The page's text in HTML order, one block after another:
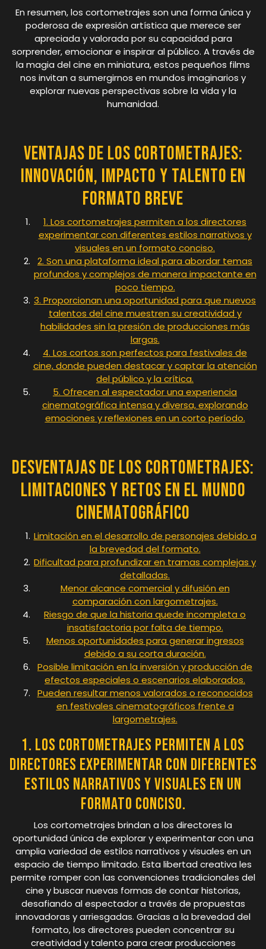
En resumen, los cortometrajes son una forma única y
poderosa de expresión artística que merece ser
apreciada y valorada por su capacidad para
sorprender, emocionar e inspirar al público. A través de
la magia del cine en miniatura, estos pequeños films
nos invitan a sumergirnos en mundos imaginarios y
explorar nuevas perspectivas sobre la vida y la
humanidad.
Ventajas de los Cortometrajes:
Innovación, Impacto y Talento en
Formato Breve
1. Los cortometrajes permiten a los directores
experimentar con diferentes estilos narrativos y
visuales en un formato conciso.
2. Son una plataforma ideal para abordar temas
profundos y complejos de manera impactante en
poco tiempo.
3. Proporcionan una oportunidad para que nuevos
talentos del cine muestren su creatividad y
habilidades sin la presión de producciones más
largas.
4. Los cortos son perfectos para festivales de
cine, donde pueden destacar y captar la atención
del público y la crítica.
5. Ofrecen al espectador una experiencia
cinematográfica intensa y diversa, explorando
emociones y reflexiones en un corto período.
Desventajas de los Cortometrajes:
Limitaciones y Retos en el Mundo
Cinematográfico
Limitación en el desarrollo de personajes debido a
la brevedad del formato.
Dificultad para profundizar en tramas complejas y
detalladas.
Menor alcance comercial y difusión en
comparación con largometrajes.
Riesgo de que la historia quede incompleta o
insatisfactoria por falta de tiempo.
Menos oportunidades para generar ingresos
debido a su corta duración.
Posible limitación en la inversión y producción de
efectos especiales o escenarios elaborados.
Pueden resultar menos valorados o reconocidos
en festivales cinematográficos frente a
largometrajes.
1. Los cortometrajes permiten a los
directores experimentar con diferentes
estilos narrativos y visuales en un
formato conciso.
Los cortometrajes brindan a los directores la
oportunidad única de explorar y experimentar con una
amplia variedad de estilos narrativos y visuales en un
espacio de tiempo limitado. Esta libertad creativa les
permite romper con las convenciones tradicionales del
cine y buscar nuevas formas de contar historias,
desafiando al espectador a través de propuestas
innovadoras y arriesgadas. Gracias a la brevedad del
formato, los directores pueden concentrar su
creatividad y talento para crear producciones